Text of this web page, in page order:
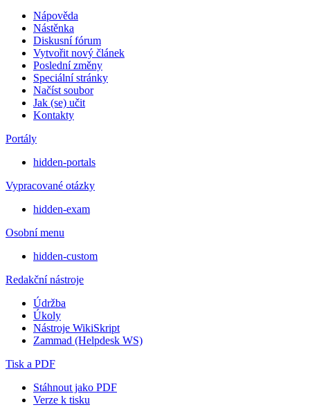
Nápověda
Nástěnka
Diskusní fórum
Vytvořit nový článek
Poslední změny
Speciální stránky
Načíst soubor
Jak (se) učit
Kontakty
Portály
hidden-portals
Vypracované otázky
hidden-exam
Osobní menu
hidden-custom
Redakční nástroje
Údržba
Úkoly
Nástroje WikiSkript
Zammad (Helpdesk WS)
Tisk a PDF
Stáhnout jako PDF
Verze k tisku